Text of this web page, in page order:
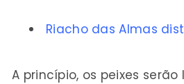
Riacho das Almas
A princípio, os peixes